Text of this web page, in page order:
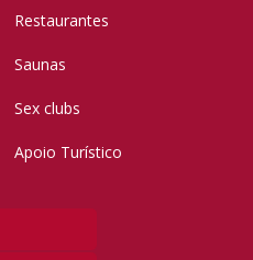
Restaurantes
Saunas
Sex clubs
Apoio Turístico